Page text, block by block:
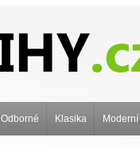
Odborné Klasika